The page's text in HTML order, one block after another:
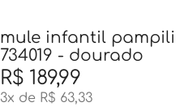
mule infantil pampili
734019 - dourado
R$ 189,99
3x de R$ 63,33